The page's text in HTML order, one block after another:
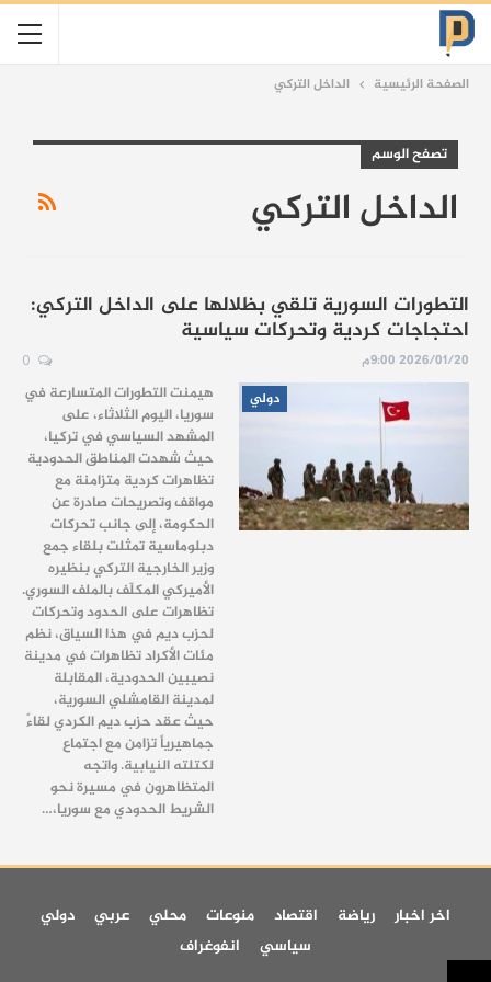
الصفحة الرئيسية الداخل التركي
تصفح الوسم
الداخل التركي
التطورات السورية تلقي بظلالها على الداخل التركي:
احتجاجات كردية وتحركات سياسية
2026/01/20 9:00م
دولي
هيمنت التطورات المتسارعة في
سوريا، اليوم الثلاثاء، على
المشهد السياسي في تركيا،
حيث شهدت المناطق الحدودية
تظاهرات كردية متزامنة مع
مواقف وتصريحات صادرة عن
الحكومة، إلى جانب تحركات
دبلوماسية تمثلت بلقاء جمع
وزير الخارجية التركي بنظيره
الأميركي المكلّف بالملف السوري.
تظاهرات على الحدود وتحركات
لحزب ديم في هذا السياق، نظم
مئات الأكراد تظاهرات في مدينة
نصيبين الحدودية، المقابلة
لمدينة القامشلي السورية،
حيث عقد حزب ديم الكردي لقاءً
جماهيرياً تزامن مع اجتماع
لكتلته النيابية. واتجه
المتظاهرون في مسيرة نحو
الشريط الحدودي مع سوريا،…
اخر اخبار رياضة اقتصاد منوعات محلي عربي
دولي
سياسي
انفوغراف